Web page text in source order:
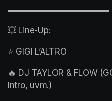
▬▬▬▬▬▬▬▬▬▬▬▬
💥 Line-Up:
⭐ GIGI L’ALTRO
🔥 DJ TAYLOR & FLOW
Intro, uvm.)